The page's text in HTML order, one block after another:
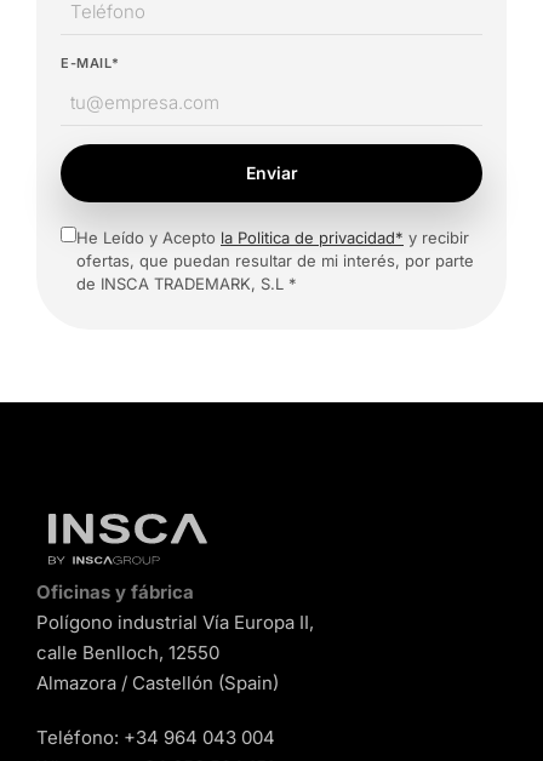
E-MAIL*
Enviar
He Leído y Acepto la Politica de privacidad* y recibir
ofertas, que puedan resultar de mi interés, por parte
de INSCA TRADEMARK, S.L *
Oficinas y fábrica
Polígono industrial Vía Europa II,
calle Benlloch, 12550
Almazora / Castellón (Spain)
Teléfono: +34 964 043 004